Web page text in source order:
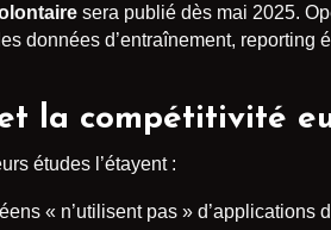
sera publié dès mai 2025.
données d’entraînement,
la compétitivité
études l’étayent :
« n’utilisent pas » d’applications